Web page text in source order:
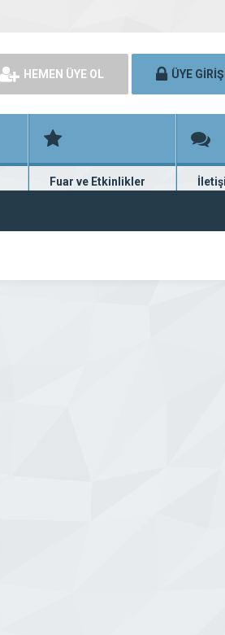
HEMEN ÜYE OL ÜYE
Fuar ve Etkinlikler
Fuar ve etkinlik planları Bize